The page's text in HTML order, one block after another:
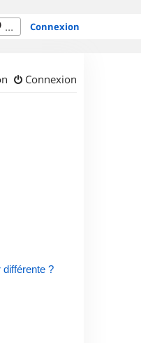
Connexion
Connexion
différente ?